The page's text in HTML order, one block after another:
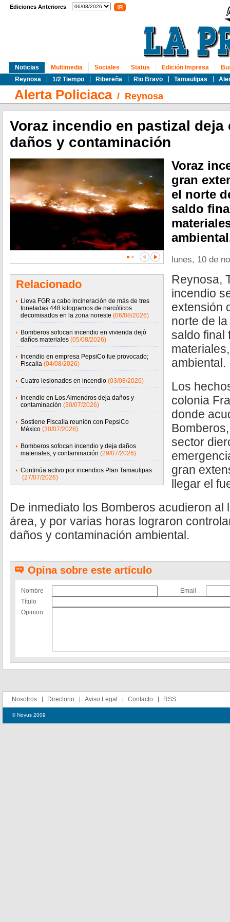
Ediciones Anteriores
Noticias
Reynosa
1/2 Tiempo Ribereña Rio Bravo Tamaulipas
Multimedia Sociales Status Edición Impresa
Alerta Policiaca/ Reynosa
Voraz incendio en pastizal
daños y contaminación
Relacionado
Lleva FGR a cabo incineración de más de tres
toneladas 448 kilogramos de narcóticos
decomisados en la zona noreste (06/08/2026)
Bomberos sofocan incendio en vivienda dejó
daños materiales (05/08/2026)
Incendio en empresa PepsiCo fue provocado;
Fiscalía (04/08/2026)
Cuatro lesionados en incendio (03/08/2026)
Incendio en Los Almendros deja daños y
contaminación (30/07/2026)
Sostiene Fiscalía reunión con PepsiCo
México (30/07/2026)
Bomberos sofocan incendio y deja daños
materiales, y contaminación (29/07/2026)
Continúa activo por incendios Plan Tamaulipas
(27/07/2026)
Voraz
gran
el norte
saldo
lunes, 10 de
Reynosa,
incendio
extensión
norte de
saldo final
ambiental.
Los
colonia
donde
sector
gran
llegar el
De inmediato los Bomberos acudieron al
área, y por varias horas lograron
daños y contaminación ambiental.
Opina sobre este artículo
Nombre
Email
Título
Opinion
Nosotros Directorio Aviso Legal Contacto RSS
© Novus 2009